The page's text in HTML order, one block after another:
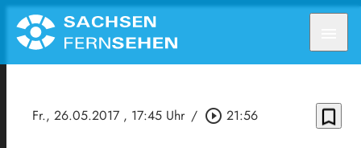
Fr., 26.05.2017 , 17:45 Uhr / play_circle_outline 21:56 bookmark_border